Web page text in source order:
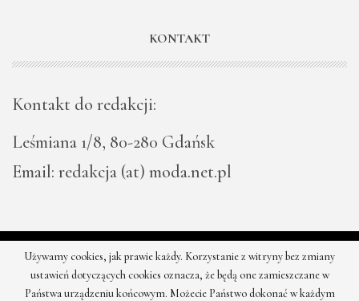
KONTAKT
Kontakt do redakcji:
Leśmiana 1/8, 80-280 Gdańsk
Email: redakcja (at) moda.net.pl
© 2026 - Moda - najnowsze kolekcje, najtańsze sklepy. Wszystkie
prawa zastrzeżone.
Używamy cookies, jak prawie każdy. Korzystanie z witryny bez zmiany
ustawień dotyczących cookies oznacza, że będą one zamieszczane w
Państwa urządzeniu końcowym. Możecie Państwo dokonać w każdym